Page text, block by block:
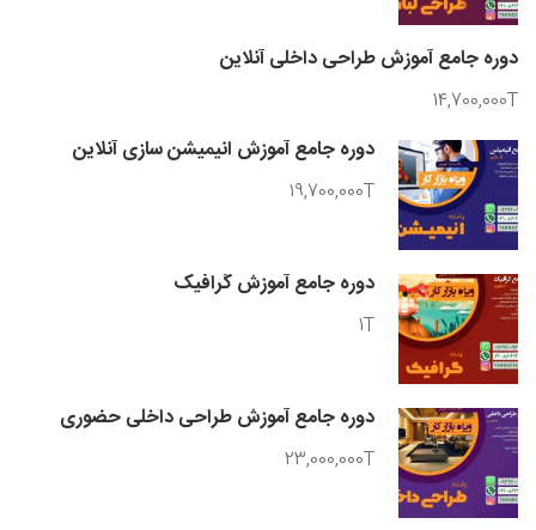
دوره جامع آموزش طراحی داخلی آنلاین
14,700,000T
دوره جامع آموزش انیمیشن سازی آنلاین
19,700,000T
دوره جامع آموزش گرافیک
1T
دوره جامع آموزش طراحی داخلی حضوری
23,000,000T